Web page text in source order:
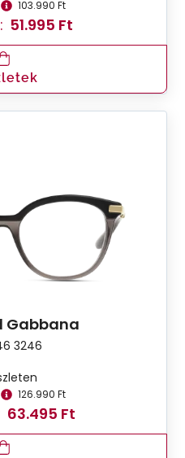
103.990 Ft
51.995 Ft
Gabbana
3246
126.990 Ft
63.495 Ft